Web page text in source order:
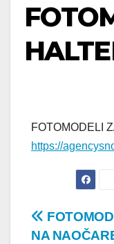
FOTOMODELI
https://
Post
NA